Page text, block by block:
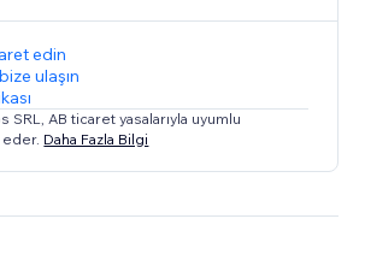
edin
ulaşın
SRL, AB ticaret yasalarıyla uyumlu
Daha Fazla Bilgi